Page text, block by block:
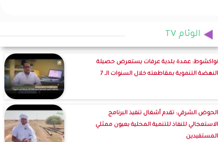
الوئام TV
نواكشوط: عمدة بلدية عرفات يستعرض حصيلة
النهضة التنموية بمقاطعته خلال السنوات الـ 7
الحوض الشرقي: تقدم أشغال تنفيذ البرنامج
الاستعجالي للنفاذ للتنمية المحلية بعيون ممثلي
المستفيدين